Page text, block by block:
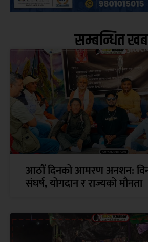
सम्बन्धित
आठौँ दिनको आमरण अनशन:
संघर्ष, योगदान र राज्यको मौनता